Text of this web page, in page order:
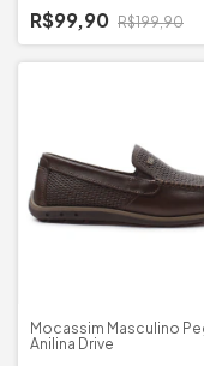
R$99,90 R$199,90
Mocassim Masculino
Anilina Drive